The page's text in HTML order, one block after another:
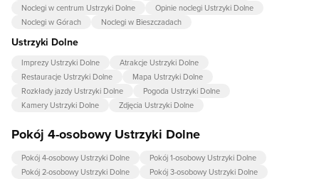
Noclegi w centrum Ustrzyki Dolne
Opinie noclegi Ustrzyki Dolne
Noclegi w Górach
Noclegi w Bieszczadach
Ustrzyki Dolne
Imprezy Ustrzyki Dolne
Atrakcje Ustrzyki Dolne
Restauracje Ustrzyki Dolne
Mapa Ustrzyki Dolne
Rozkłady jazdy Ustrzyki Dolne
Pogoda Ustrzyki Dolne
Kamery Ustrzyki Dolne
Zdjęcia Ustrzyki Dolne
Pokój 4-osobowy Ustrzyki Dolne
Pokój 4-osobowy Ustrzyki Dolne
Pokój 1-osobowy Ustrzyki Dolne
Pokój 2-osobowy Ustrzyki Dolne
Pokój 3-osobowy Ustrzyki Dolne